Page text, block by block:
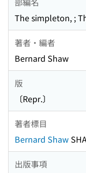
The simpleton, ;
著者・編者
Bernard Shaw
版
〔Repr.〕
著者標目
Bernard Shaw
出版事項